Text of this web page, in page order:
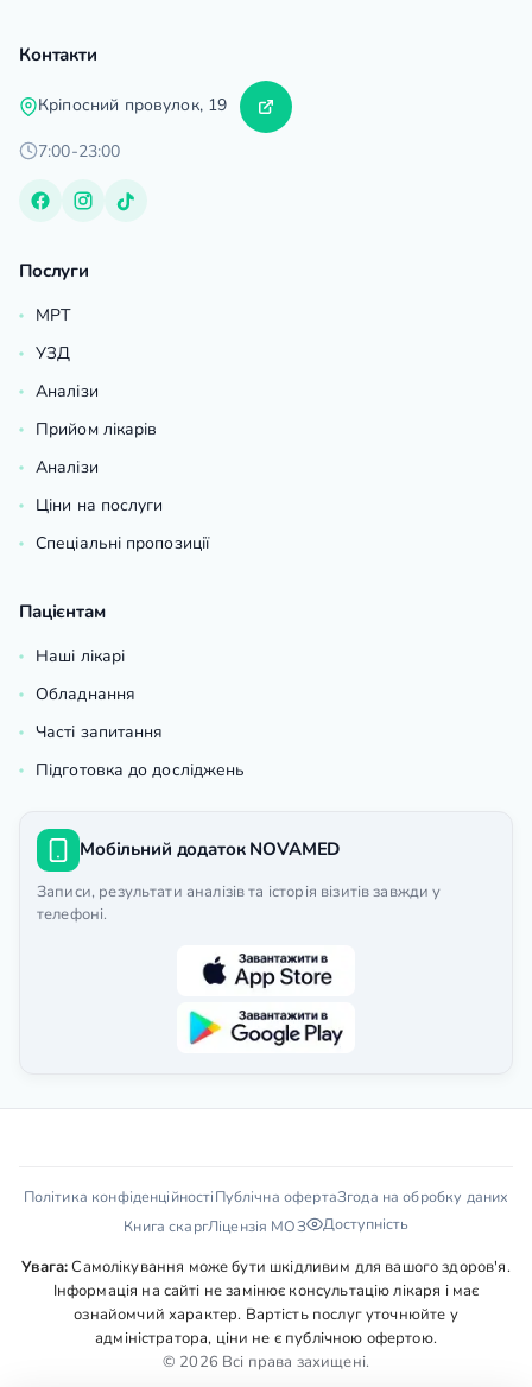
Контакти
Кріпосний провулок, 19
7:00-23:00
Послуги
МРТ
УЗД
Аналізи
Прийом лікарів
Аналізи
Ціни на послуги
Спеціальні пропозиції
Пацієнтам
Наші лікарі
Обладнання
Часті запитання
Підготовка до досліджень
Мобільний додаток NOVAMED
Записи, результати аналізів та історія візитів завжди у
телефоні.
Політика конфіденційностіПублічна офертаЗгода на обробку даних
Книга скаргЛіцензія МОЗ Доступність
Увага:Самолікування може бути шкідливим для вашого здоров'я.
Інформація на сайті не замінює консультацію лікаря і має
ознайомчий характер. Вартість послуг уточнюйте у
адміністратора, ціни не є публічною офертою.
© 2026 Всі права захищені.